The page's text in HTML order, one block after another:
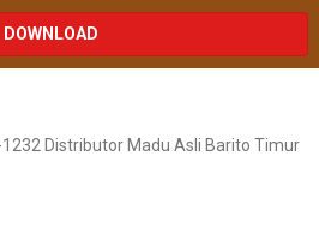
DOWNLOAD
Distributor Madu Asli Barito Timur